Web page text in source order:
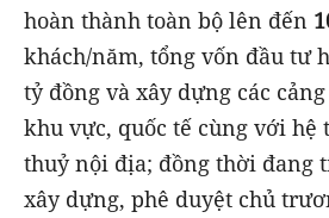
hoàn thành toàn bộ lên đến
khách/năm, tổng vốn đầu tư
tỷ đồng và xây dựng các
khu vực, quốc tế cùng với hệ
thuỷ nội địa; đồng thời đang
xây dựng, phê duyệt chủ